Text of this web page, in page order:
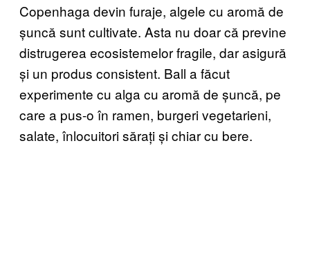
Copenhaga devin furaje, algele cu aromă de
șuncă sunt cultivate. Asta nu doar că previne
distrugerea ecosistemelor fragile, dar asigură
și un produs consistent. Ball a făcut
experimente cu alga cu aromă de șuncă, pe
care a pus-o în ramen, burgeri vegetarieni,
salate, înlocuitori sărați și chiar cu bere.